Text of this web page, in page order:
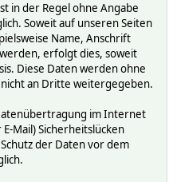
in der Regel ohne Angabe
Soweit auf unseren Seiten
Name, Anschrift
erfolgt dies, soweit
Diese Daten werden ohne
an Dritte weitergegeben.
im Internet
Mail) Sicherheitslücken
der Daten vor dem